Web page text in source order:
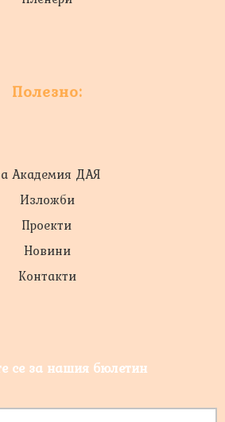
Полезно:
Академия ДАЯ
Изложби
Проекти
Новини
Контакти
се за нашия бюлетин